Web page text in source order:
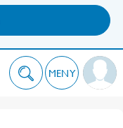
MENY